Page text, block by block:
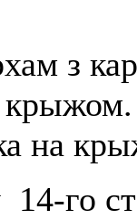
з
на
го